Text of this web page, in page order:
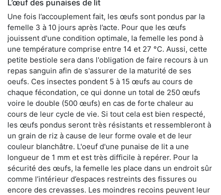
L’œuf des punaises de lit
Une fois l’accouplement fait, les œufs sont pondus par la
femelle 3 à 10 jours après l’acte. Pour que les œufs
jouissent d'une condition optimale, la femelle les pond à
une température comprise entre 14 et 27 °C. Aussi, cette
petite bestiole sera dans l'obligation de faire recours à un
repas sanguin afin de s'assurer de la maturité de ses
oeufs. Ces insectes pondent 5 à 15 œufs au cours de
chaque fécondation, ce qui donne un total de 250 œufs
voire le double (500 œufs) en cas de forte chaleur au
cours de leur cycle de vie. Si tout cela est bien respecté,
les œufs pondus seront très résistants et ressembleront à
un grain de riz à cause de leur forme ovale et de leur
couleur blanchâtre. L'oeuf d'une punaise de lit a une
longueur de 1 mm et est très difficile à repérer. Pour la
sécurité des œufs, la femelle les place dans un endroit sûr
comme l’intérieur d’espaces restreints des fissures ou
encore des crevasses. Les moindres recoins peuvent leur